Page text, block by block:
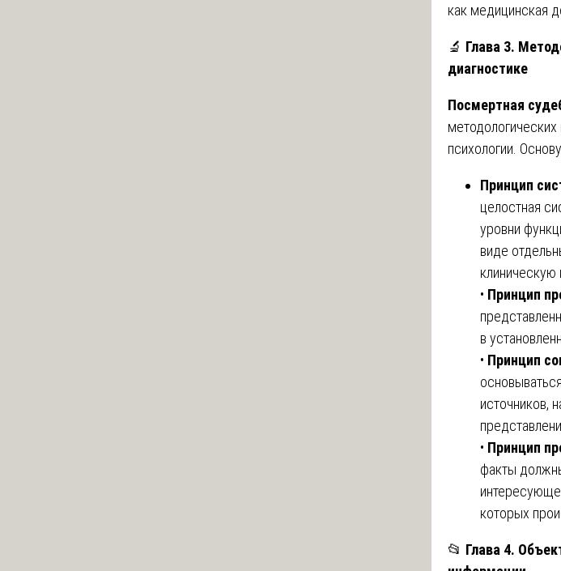
как медицинская
🔬 Глава 3.
диагностике
Посмертная
психологии.
Принцип
целостная
уровни
виде
клиническую
• Принцип
в
• Принцип
источников,
• Принцип
факты
которых
📂 Глава 4.